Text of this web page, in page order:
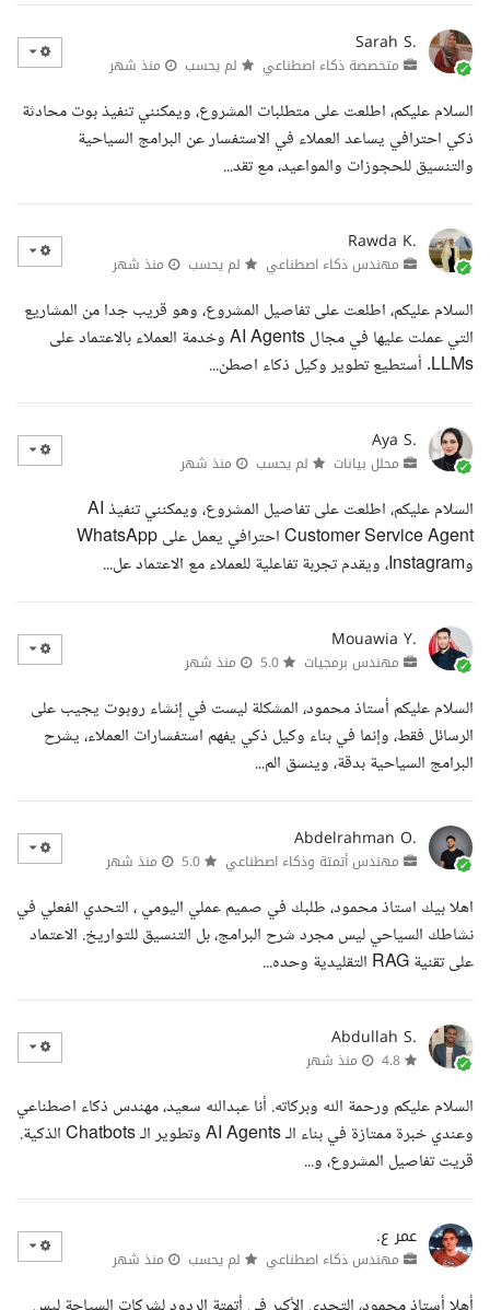
Sarah S.
متخصصة ذكاء اصطناعي لم يحسب منذ شهر
السلام عليكم، اطلعت على متطلبات المشروع، ويمكنني تنفيذ بوت محادثة
ذكي احترافي يساعد العملاء في الاستفسار عن البرامج السياحية
والتنسيق للحجوزات والمواعيد، مع تقد...
Rawda K.
مهندس ذكاء اصطناعي لم يحسب منذ شهر
السلام عليكم، اطلعت على تفاصيل المشروع، وهو قريب جدا من المشاريع
التي عملت عليها في مجال AI Agents وخدمة العملاء بالاعتماد على
LLMs. أستطيع تطوير وكيل ذكاء اصطن...
Aya S.
محلل بيانات لم يحسب منذ شهر
السلام عليكم، اطلعت على تفاصيل المشروع، ويمكنني تنفيذ AI
Customer Service Agent احترافي يعمل على WhatsApp
وInstagram، ويقدم تجربة تفاعلية للعملاء مع الاعتماد عل...
Mouawia Y.
مهندس برمجيات منذ شهر
السلام عليكم أستاذ محمود، المشكلة ليست في إنشاء روبوت يجيب على
الرسائل فقط، وإنما في بناء وكيل ذكي يفهم استفسارات العملاء، يشرح
البرامج السياحية بدقة، وينسق الم...
Abdelrahman O.
مهندس أتمتة وذكاء اصطناعي منذ شهر
اهلا بيك استاذ محمود، طلبك في صميم عملي اليومي ، التحدي الفعلي في
نشاطك السياحي ليس مجرد شرح البرامج، بل التنسيق للتواريخ. الاعتماد
على تقنية RAG التقليدية وحده...
Abdullah S.
منذ شهر
السلام عليكم ورحمة الله وبركاته. أنا عبدالله سعيد، مهندس ذكاء اصطناعي
وعندي خبرة ممتازة في بناء الـ AI Agents وتطوير الـ Chatbots الذكية.
قريت تفاصيل المشروع، و...
عمر ع.
مهندس ذكاء اصطناعي لم يحسب منذ شهر